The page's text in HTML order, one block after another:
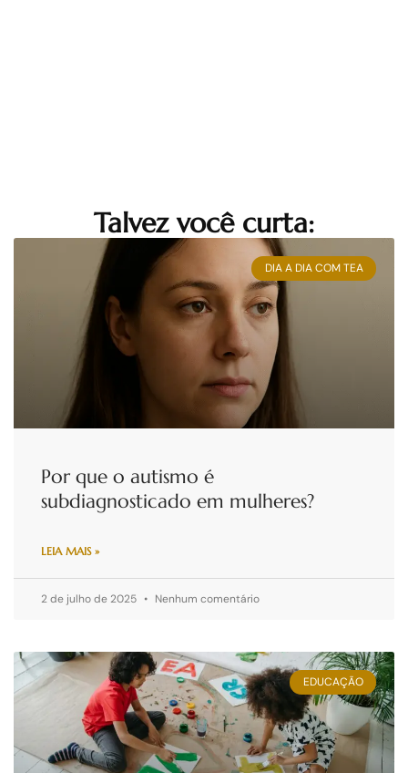
Talvez você curta:
DIA A DIA COM TEA
Por que o autismo é
subdiagnosticado em mulheres?
LEIA MAIS »
2 de julho de 2025 Nenhum comentário
EDUCAÇÃO